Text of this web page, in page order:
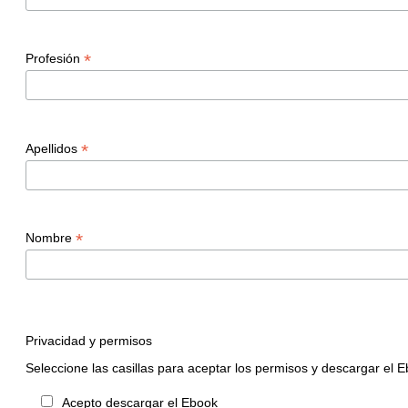
Profesión *
Apellidos *
Nombre *
Privacidad y permisos
Seleccione las casillas para aceptar los permisos y descargar el
Acepto descargar el Ebook